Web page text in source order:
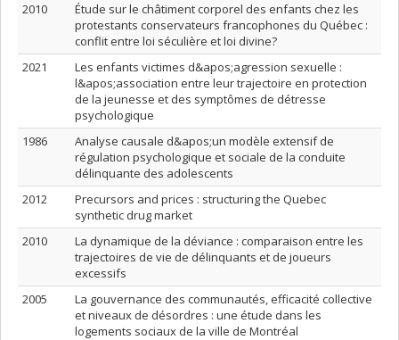
2010
Étude sur le châtiment corporel des enfants chez les
protestants conservateurs francophones du Québec :
conflit entre loi séculière et loi divine?
2021
Les enfants victimes d&apos;agression sexuelle :
l&apos;association entre leur trajectoire en protection
de la jeunesse et des symptômes de détresse
psychologique
1986
Analyse causale d&apos;un modèle extensif de
régulation psychologique et sociale de la conduite
délinquante des adolescents
2012
Precursors and prices : structuring the Quebec
synthetic drug market
2010
La dynamique de la déviance : comparaison entre les
trajectoires de vie de délinquants et de joueurs
excessifs
2005
La gouvernance des communautés, efficacité collective
et niveaux de désordres : une étude dans les
logements sociaux de la ville de Montréal